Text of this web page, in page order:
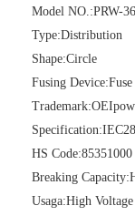
Model NO.:PRW-
Type:Distribution
Shape:Circle
Fusing Device:
Trademark:
Specification:
HS Code:85351000
Breaking Capacity:
Usaga:High Voltage